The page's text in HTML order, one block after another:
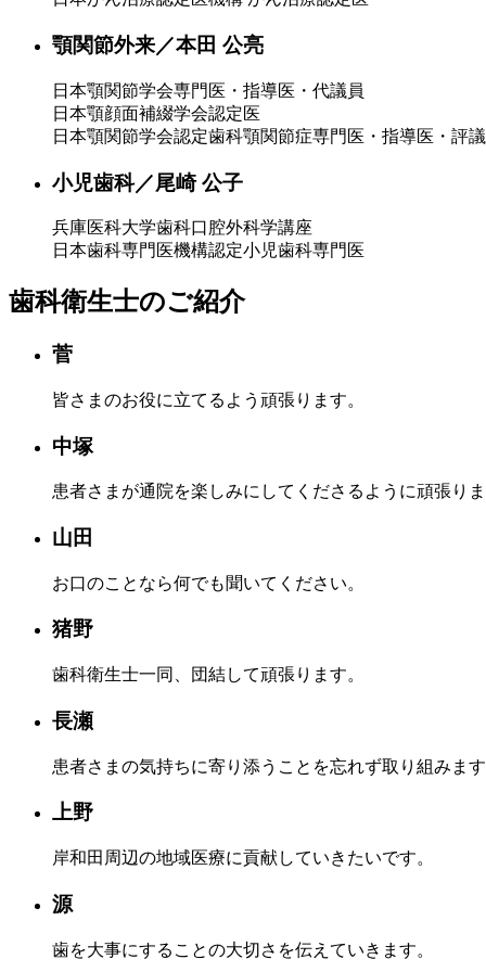
顎関節外来／本田 公亮
日本顎関節学会専門医・指導医・代議員
日本顎顔面補綴学会認定医
日本顎関節学会認定歯科顎関節症専門医・指導医・評
小児歯科／尾崎 公子
兵庫医科大学歯科口腔外科学講座
日本歯科専門医機構認定小児歯科専門医
歯科衛生士のご紹介
菅
皆さまのお役に立てるよう頑張ります。
中塚
患者さまが通院を楽しみにしてくださるように頑張り
山田
お口のことなら何でも聞いてください。
猪野
歯科衛生士一同、団結して頑張ります。
長瀬
患者さまの気持ちに寄り添うことを忘れず取り組みま
上野
岸和田周辺の地域医療に貢献していきたいです。
源
歯を大事にすることの大切さを伝えていきます。